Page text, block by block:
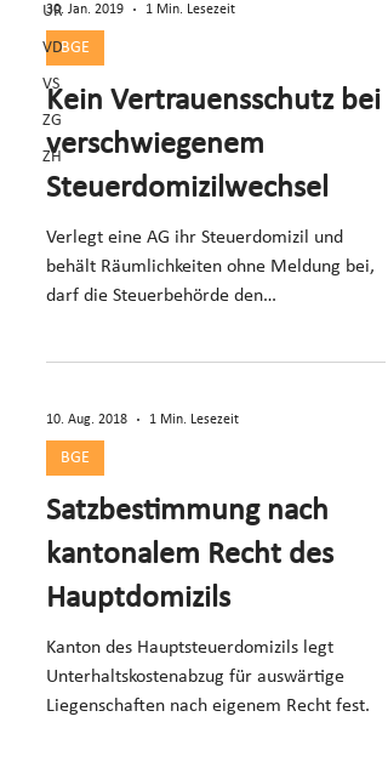
UR
VD
VS
ZG
ZH
30. Jan. 2019 1 Min. Lesezeit
BGE
Kein Vertrauensschutz bei
verschwiegenem
Steuerdomizilwechsel
Verlegt eine AG ihr Steuerdomizil und
behält Räumlichkeiten ohne Meldung bei,
darf die Steuerbehörde den
10. Aug. 2018 1 Min. Lesezeit
BGE
Satzbestimmung nach
kantonalem Recht des
Hauptdomizils
Kanton des Hauptsteuerdomizils legt
Unterhaltskostenabzug für auswärtige
Liegenschaften nach eigenem Recht fest.